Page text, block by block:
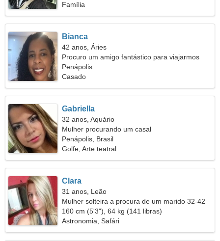
Família
Bianca
42 anos, Áries
Procuro um amigo fantástico para viajarmos
juntos
Penápolis
Casado
Gabriella
32 anos, Aquário
Mulher procurando um casal
Penápolis, Brasil
Golfe, Arte teatral
Clara
31 anos, Leão
Mulher solteira a procura de um marido 32-42
160 cm (5'3"), 64 kg (141 libras)
Astronomia, Safári